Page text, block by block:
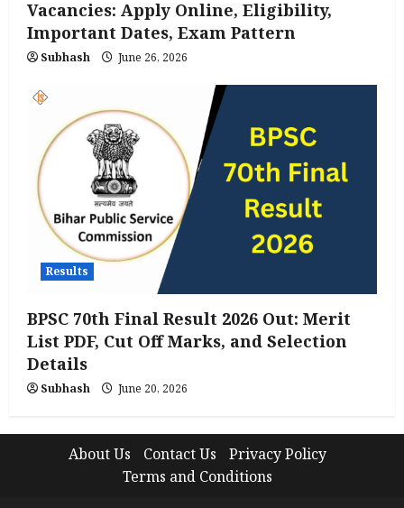
Vacancies: Apply Online, Eligibility,
Important Dates, Exam Pattern
Subhash June 26, 2026
Results
BPSC 70th Final Result 2026 Out: Merit
List PDF, Cut Off Marks, and Selection
Details
Subhash June 20, 2026
About Us Contact Us
Privacy Policy
Terms and Conditions